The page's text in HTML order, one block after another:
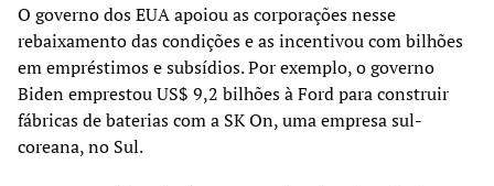
O governo dos EUA apoiou as corporações nesse
rebaixamento das condições e as incentivou com bilhões
em empréstimos e subsídios. Por exemplo, o governo
Biden emprestou US$ 9,2 bilhões à Ford para construir
fábricas de baterias com a SK On, uma empresa sul-
coreana, no Sul.